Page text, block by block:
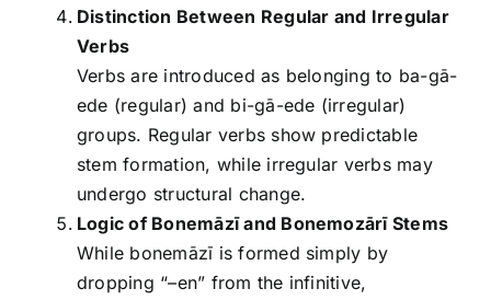
Distinction Between Regular and Irregular
Verbs
Verbs are introduced as belonging to ba-gā-
ede (regular) and bi-gā-ede (irregular)
groups. Regular verbs show predictable
stem formation, while irregular verbs may
undergo structural change.
Logic of Bonemāzī and Bonemozārī Stems
While bonemāzī is formed simply by
dropping “–en” from the infinitive,